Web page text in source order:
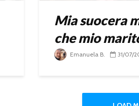
Mia suocera
che mio
Emanuela B. 31/07/